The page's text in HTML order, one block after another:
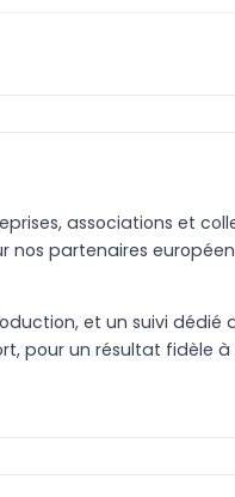
associations et
nos partenaires
et un suivi dédié
pour un résultat fidèle à